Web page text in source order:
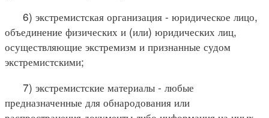
6) экстремистская организация - юридическое лицо,
объединение физических и (или) юридических лиц,
осуществляющие экстремизм и признанные судом
экстремистскими;
7) экстремистские материалы - любые
предназначенные для обнародования или